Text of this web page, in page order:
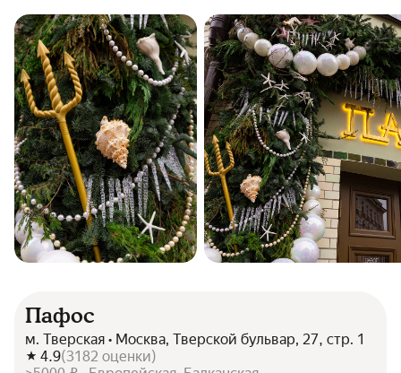
Пафос
м. Тверская • Москва, Тверской бульвар, 27, стр. 1
4.9(3182 оценки)